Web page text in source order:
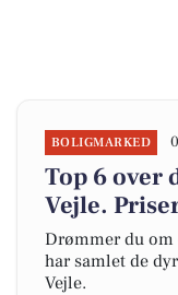
BOLIGMARKED
Top 6 over
Vejle.
Drømmer du om
har samlet de
Vejle.